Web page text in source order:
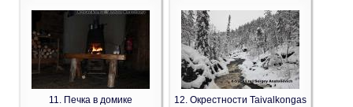
11. Печка в домике
12. Окрестности Taivalkongas